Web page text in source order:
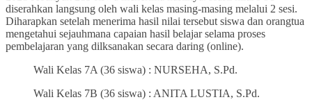
diserahkan langsung oleh wali kelas masing-masing melalui 2 sesi.
Diharapkan setelah menerima hasil nilai tersebut siswa dan orangtua
mengetahui sejauhmana capaian hasil belajar selama proses
pembelajaran yang dilksanakan secara daring (online).
Wali Kelas 7A (36 siswa) : NURSEHA, S.Pd.
Wali Kelas 7B (36 siswa) : ANITA LUSTIA, S.Pd.